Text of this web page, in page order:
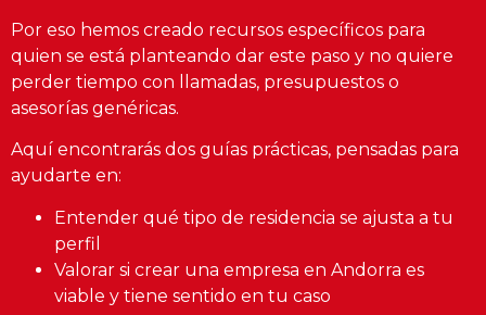
Por eso hemos creado recursos específicos para
quien se está planteando dar este paso y no quiere
perder tiempo con llamadas, presupuestos o
asesorías genéricas.
Aquí encontrarás dos guías prácticas, pensadas para
ayudarte en:
Entender qué tipo de residencia se ajusta a tu
perfil
Valorar si crear una empresa en Andorra es
viable y tiene sentido en tu caso